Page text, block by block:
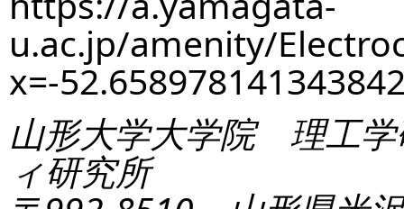
u.ac.jp/amenity/
x=-
山形大学大学院 理工学
ィ研究所